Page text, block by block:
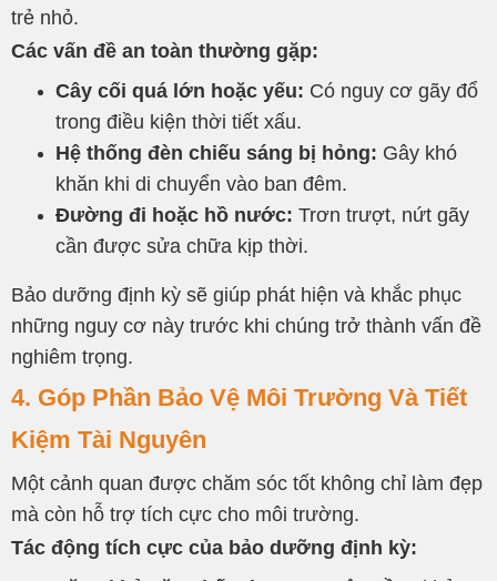
trẻ nhỏ.
Các vấn đề an toàn thường gặp:
Cây cối quá lớn hoặc yếu: Có nguy cơ gãy đổ
trong điều kiện thời tiết xấu.
Hệ thống đèn chiếu sáng bị hỏng: Gây khó
khăn khi di chuyển vào ban đêm.
Đường đi hoặc hồ nước: Trơn trượt, nứt gãy
cần được sửa chữa kịp thời.
Bảo dưỡng định kỳ sẽ giúp phát hiện và khắc phục
những nguy cơ này trước khi chúng trở thành vấn đề
nghiêm trọng.
4. Góp Phần Bảo Vệ Môi Trường Và Tiết
Kiệm Tài Nguyên
Một cảnh quan được chăm sóc tốt không chỉ làm đẹp
mà còn hỗ trợ tích cực cho môi trường.
Tác động tích cực của bảo dưỡng định kỳ: